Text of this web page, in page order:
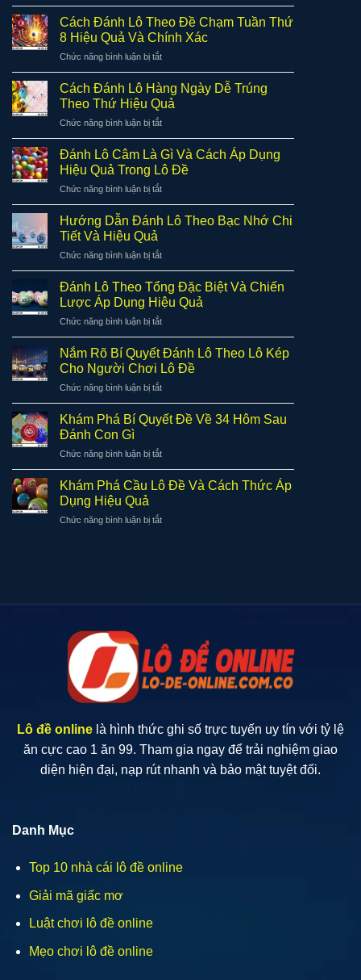
Quả
Trám
Hiệu
Cho
Người
Chơi
Đánh
Lô
Theo
Bộ
Từ
0
Đến
Hiệu
Quả
Và
Dễ
Dụng
Cách Đánh Lô Theo Đề Chạm Tuần Thứ
8 Hiệu Quả Và Chính Xác
Chức năng bình luận bị tắtở
Đánh
Lô
Theo
Đề
Chạm
Tuần
Thứ
Hiệu
Quả
Và
Cách Đánh Lô Hàng Ngày Dễ Trúng
Theo Thứ Hiệu Quả
Chức năng bình luận bị tắtở
Đánh
Lô
Hàng
Ngày
Dễ
Trúng
Hiệu
Quả
Đánh Lô Câm Là Gì Và Cách Áp Dụng
Hiệu Quả Trong Lô Đề
Chức năng bình luận bị tắtở
Lô
Gì
Và
Cách
Áp
Dụng
Hiệu
Quả
Trong
Lô
Hướng Dẫn Đánh Lô Theo Bạc Nhớ Chi
Tiết Và Hiệu Quả
Chức năng bình luận bị tắtở
Đánh
Lô
Theo
Bạc
Nhớ
Chi
Và
Hiệu
Quả
Đánh Lô Theo Tổng Đặc Biệt Và Chiến
Lược Áp Dụng Hiệu Quả
Chức năng bình luận bị tắtở
Lô
Theo
Tổng
Đặc
Biệt
Và
Áp
Dụng
Hiệu
Nắm Rõ Bí Quyết Đánh Lô Theo Lô Kép
Cho Người Chơi Lô Đề
Chức năng bình luận bị tắtở
Rõ
Đánh
Lô
Theo
Cho
Khám Phá Bí Quyết Đề Về 34 Hôm Sau
Đánh Con Gì
Chức năng bình luận bị tắtở
Phá
Đề
Khám Phá Cầu Lô Đề Và Cách Thức Áp
Dụng Hiệu Quả
Chức năng bình luận bị tắtở
Áp
Dụng
Hiệu
Quả
Lô đề online là hình thức ghi số trực tuyến uy tín với tỷ lệ
ăn cực cao 1 ăn 99. Tham gia ngay để trải nghiệm giao
diện hiện đại, nạp rút nhanh và bảo mật tuyệt đối.
Danh Mục
Top 10 nhà cái lô đề online
Giải mã giấc mơ
Luật chơi lô đề online
Mẹo chơi lô đề online